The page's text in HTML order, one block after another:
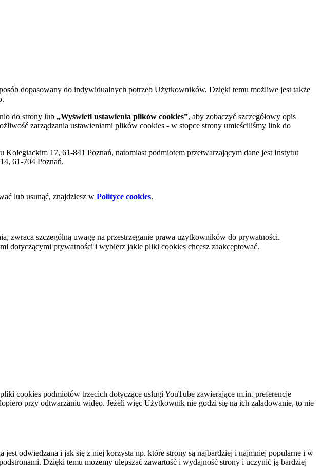
dopasowany do indywidualnych potrzeb Użytkowników. Dzięki temu możliwe jest także
do strony lub „Wyświetl ustawienia plików cookies”, aby zobaczyć szczegółowy opis
zarządzania ustawieniami plików cookies - w stopce strony umieściliśmy link do
17, 61-841 Poznań, natomiast podmiotem przetwarzającym dane jest Instytut
61-704 Poznań.
lub usunąć, znajdziesz w Polityce cookies.
zwraca szczególną uwagę na przestrzeganie prawa użytkowników do prywatności.
dotyczącymi prywatności i wybierz jakie pliki cookies chcesz zaakceptować.
cookies podmiotów trzecich dotyczące usługi YouTube zawierające m.in. preferencje
przy odtwarzaniu wideo. Jeżeli więc Użytkownik nie godzi się na ich załadowanie, to nie
odwiedzana i jak się z niej korzysta np. które strony są najbardziej i najmniej popularne i w
Dzięki temu możemy ulepszać zawartość i wydajność strony i uczynić ją bardziej